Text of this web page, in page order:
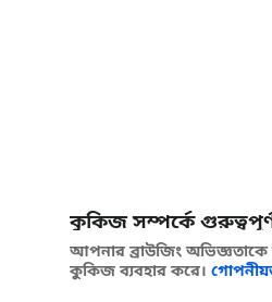
কুকিজ সম্পর্কে
আপনার ব্রাউজিং
কুকিজ ব্যবহার করে।